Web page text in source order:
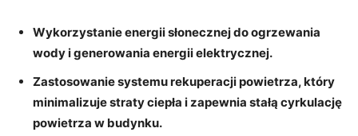
Wykorzystanie energii słonecznej do ogrzewania
wody ⁢i generowania energii‍ elektrycznej.
Zastosowanie systemu rekuperacji powietrza, który
minimalizuje straty ciepła⁤ i zapewnia stałą​ cyrkulację
powietrza‌ w budynku.